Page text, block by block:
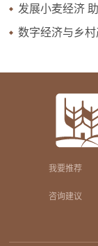
发展小麦经济
数字经济与乡
我要推荐
咨询建议